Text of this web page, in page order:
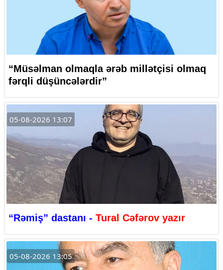
“Müsəlman olmaqla ərəb millətçisi olmaq
fərqli düşüncələrdir”
05-08-2026 13:07
“Rəmiş” dastanı - Tural Cəfərov yazır
05-08-2026 13:05